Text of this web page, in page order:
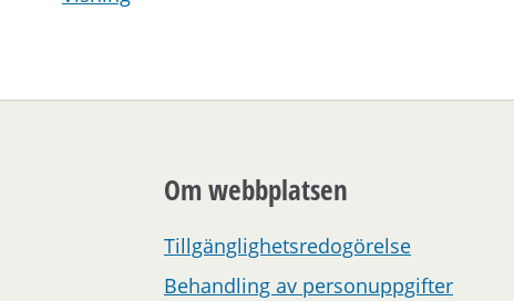
Om webbplatsen
Tillgänglighetsredogörelse
Behandling av personuppgifter